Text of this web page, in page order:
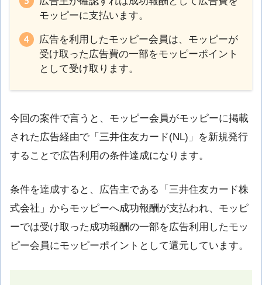
モッピーに支払います。
広告を利用したモッピー会員は、モッピーが
受け取った広告費の一部をモッピーポイント
として受け取ります。
今回の案件で言うと、モッピー会員がモッピーに掲載
された広告経由で「三井住友カード(NL)」を新規発行
することで広告利用の条件達成になります。
条件を達成すると、広告主である「三井住友カード株
式会社」からモッピーへ成功報酬が支払われ、モッピ
ーでは受け取った成功報酬の一部を広告利用したモッ
ピー会員にモッピーポイントとして還元しています。